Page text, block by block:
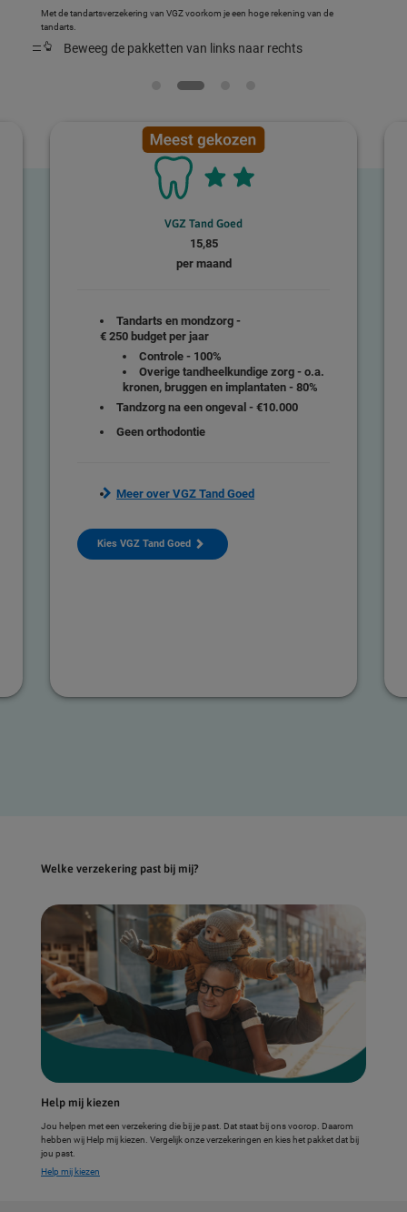
Met de tandartsverzekering van VGZ voorkom je een hoge rekening van de
tandarts.
Beweeg de pakketten van links naar rechts
VGZ Tand Goed
15,85
per maand
Tandarts en mondzorg -
€ 250 budget per jaar
Controle - 100%
Overige tandheelkundige zorg - o.a.
kronen, bruggen en implantaten - 80%
Tandzorg na een ongeval - €10.000
Geen orthodontie
Meer over VGZ Tand Goed
Kies VGZ Tand Goed
Welke verzekering past bij mij?
Help mij kiezen
Jou helpen met een verzekering die bij je past. Dat staat bij ons voorop. Daarom
hebben wij Help mij kiezen. Vergelijk onze verzekeringen en kies het pakket dat bij
jou past.
Help mij kiezen